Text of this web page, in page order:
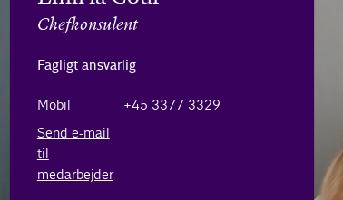
Chefkonsulent
Fagligt ansvarlig
Mobil
+45 3377 3329
Send e-mail
til
medarbejder